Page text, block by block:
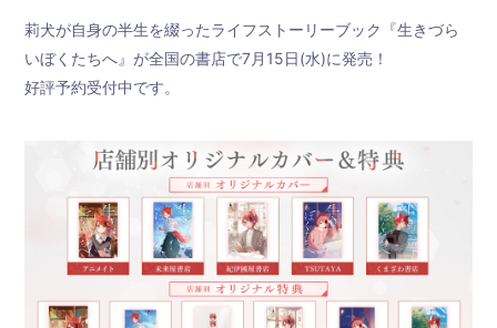
新規会員登録
すとふぁみ会員の方はこちらからログイン
ふぁみレポ
ムービー
莉犬が自身の半生を綴ったライフストーリーブック『生きづら
いぼくたちへ』が全国の書店で7月15日(水)に発売！
好評予約受付中です。